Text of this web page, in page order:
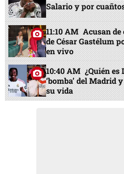
Salario y por
11:10 AM Acusan
de César Gastélum
en vivo
10:40 AM ¿Quién es
‘bomba’ del Madrid
su vida